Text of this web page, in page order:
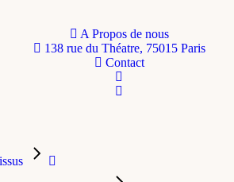
A Propos de nous
138 rue du Théatre, 75015 Paris
Contact